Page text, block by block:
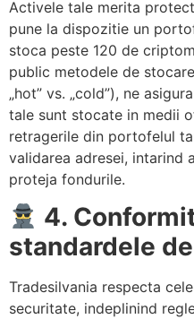
Activele tale merita
pune la dispozitie un
stoca peste 120 de
public metodele de
hot” vs. „cold”), ne
tale sunt stocate in medii
retragerile din portofelul
validarea adresei, intarind
proteja fondurile.
4.
standardele
Tradesilvania respecta
securitate, indeplinind